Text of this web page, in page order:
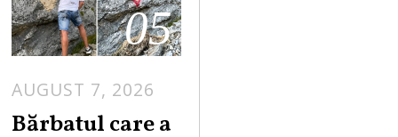
05
AUGUST 7, 2026
Bărbatul care a